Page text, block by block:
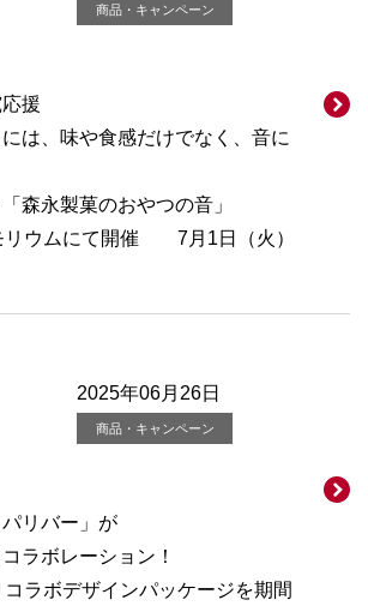
商品・キャンペーン
応援
は、味や食感だけでなく、音に
森永製菓のおやつの音」
ウムにて開催 7月1日（火）
2025年06月26日
商品・キャンペーン
リバー」が
ラボレーション！
ラボデザインパッケージを期間